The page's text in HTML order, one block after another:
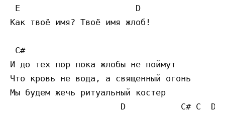
E                       D
Как твоё имя? Твоё имя жлоб!
C#
И до тех пор пока жлобы не поймут
Что кровь не вода, а священный огонь
Мы будем жечь ритуальный костер
D           C# C  D